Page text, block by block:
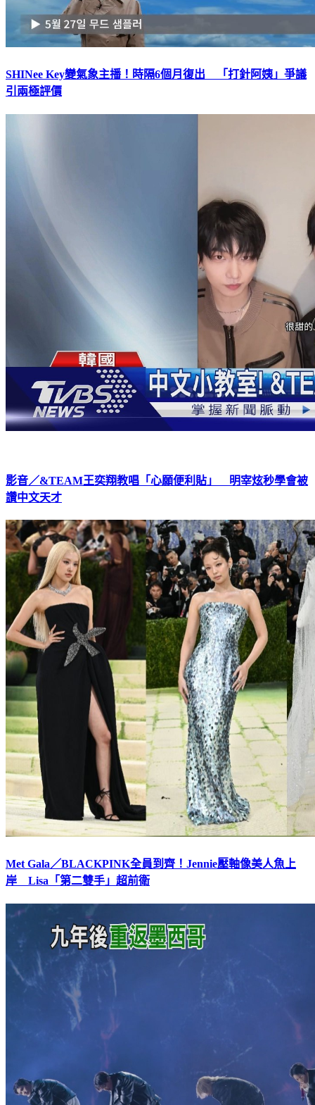
SHINee Key變氣象主播！時隔6個月復出 「打針阿姨」爭議
引兩極評價
影音／&TEAM王奕翔教唱「心願便利貼」 明宰炫秒學會被
讚中文天才
Met Gala／BLACKPINK全員到齊！Jennie壓軸像美人魚上
岸 Lisa「第二雙手」超前衛